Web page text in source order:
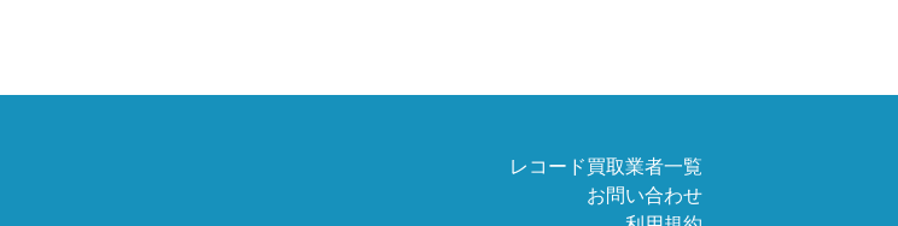
レコード買取業者一覧
お問い合わせ